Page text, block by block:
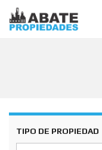
TIPO DE PROPIEDAD